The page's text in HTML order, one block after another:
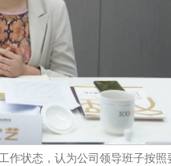
状态，认为公司领导班子按